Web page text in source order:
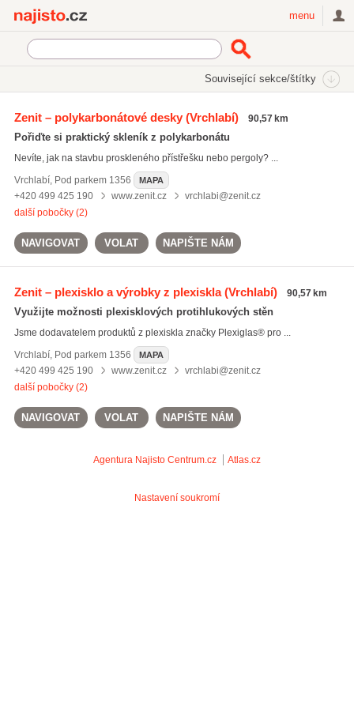
menu
Související sekce/štítky
plné polykarbonáty(36)
zastřešení teras(19)
Všechny související štítky
Zenit – polykarbonátové desky(Vrchlabí) 90,57 km
Pořiďte si praktický skleník z polykarbonátu
Nevíte, jak na stavbu proskleného přístřešku nebo pergoly? ...
Vrchlabí, Pod parkem 1356 MAPA
+420 499 425 190 www.zenit.cz
vrchlabi@zenit.cz
další pobočky (2)
NAVIGOVAT VOLAT NAPIŠTE NÁM
Zenit – plexisklo a výrobky z plexiskla(Vrchlabí) 90,57 km
Využijte možnosti plexisklových protihlukových stěn
Jsme dodavatelem produktů z plexiskla značky Plexiglas® pro ...
Vrchlabí, Pod parkem 1356 MAPA
+420 499 425 190 www.zenit.cz
vrchlabi@zenit.cz
další pobočky (2)
NAVIGOVAT VOLAT NAPIŠTE NÁM
Agentura Najisto Centrum.cz Atlas.cz
Nastavení soukromí